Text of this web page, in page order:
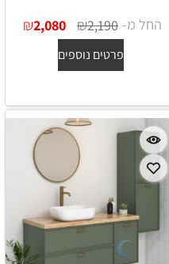
החל מ- ₪2,190
₪2,080
פרטים נוספים